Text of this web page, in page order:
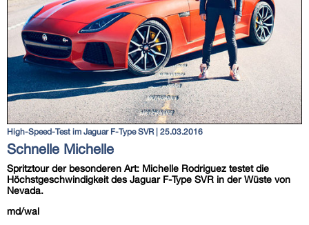
High-Speed-Test im Jaguar F-Type SVR | 25.03.2016
Schnelle Michelle
Spritztour der besonderen Art: Michelle Rodriguez testet die
Höchstgeschwindigkeit des Jaguar F-Type SVR in der Wüste von
Nevada.
md/wal